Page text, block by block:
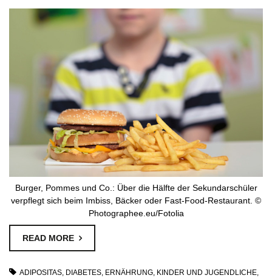
Burger, Pommes und Co.: Über die Hälfte der Sekundarschüler
verpflegt sich beim Imbiss, Bäcker oder Fast-Food-Restaurant. ©
Photographee.eu/Fotolia
READ MORE
ADIPOSITAS, DIABETES, ERNÄHRUNG, KINDER UND JUGENDLICHE,